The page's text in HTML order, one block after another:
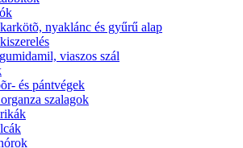
nyaklánc és gyűrű alap
viaszos szál
és pántvégek
szalagok